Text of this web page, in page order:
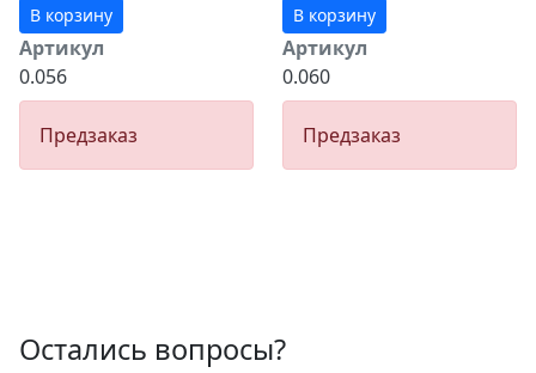
В корзину
Артикул
0.056
Предзаказ
В корзину
Артикул
0.060
Предзаказ
Остались вопросы?